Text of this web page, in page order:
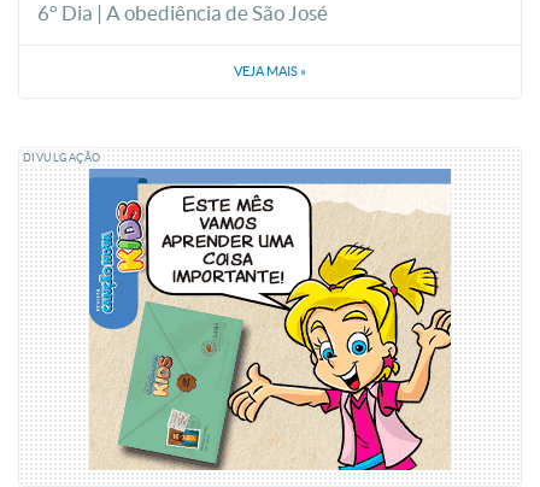
6° Dia | A obediência de São José
VEJA MAIS »
DIVULGAÇÃO